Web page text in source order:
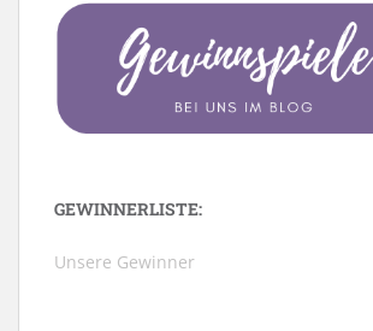
GEWINNERLISTE:
Unsere Gewinner